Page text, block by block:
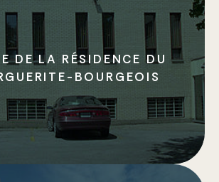
DE LA RÉSIDENCE DU
BOURGEOIS